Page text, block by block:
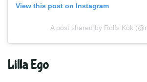
View this post on Instagram
A post shared by Rolfs Kök
Lilla Ego